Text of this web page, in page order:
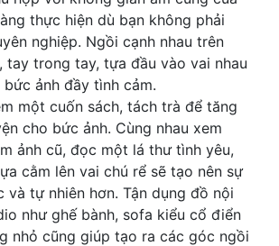
thực hiện dù bạn không phải
nghiệp. Ngồi cạnh nhau trên
tay trong tay, tựa đầu vào vai nhau
ảnh đầy tình cảm.
một cuốn sách, tách trà để tăng
cho bức ảnh. Cùng nhau xem
ảnh cũ, đọc một lá thư tình yêu,
cằm lên vai chú rể sẽ tạo nên sự
và tự nhiên hơn. Tận dụng đồ nội
như ghế bành, sofa kiểu cổ điển
nhỏ cũng giúp tạo ra các góc ngồi